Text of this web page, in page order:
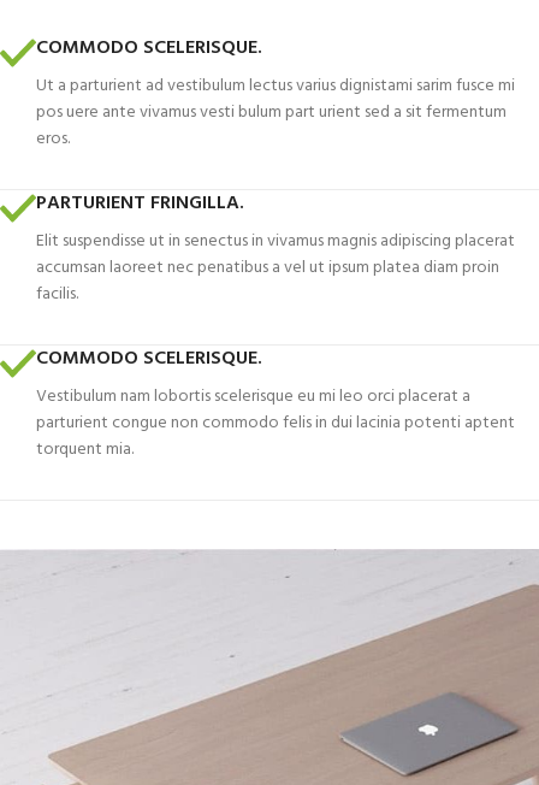
COMMODO SCELERISQUE.
Ut a parturient ad vestibulum lectus varius dignistami sarim fusce mi
pos uere ante vivamus vesti bulum part urient sed a sit fermentum
eros.
PARTURIENT FRINGILLA.
Elit suspendisse ut in senectus in vivamus magnis adipiscing placerat
accumsan laoreet nec penatibus a vel ut ipsum platea diam proin
facilis.
COMMODO SCELERISQUE.
Vestibulum nam lobortis scelerisque eu mi leo orci placerat a
parturient congue non commodo felis in dui lacinia potenti aptent
torquent mia.